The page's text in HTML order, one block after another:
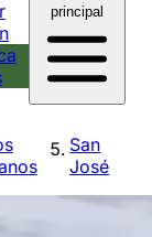
principal
San
José